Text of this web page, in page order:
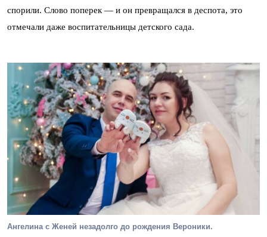
спорили. Слово поперек — и он превращался в деспота, это
отмечали даже воспитательницы детского сада.
Ангелина с Женей незадолго до рождения Вероники.